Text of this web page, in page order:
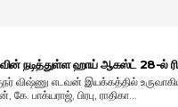
நடித்துள்ள ஹாய் ஆகஸ்ட் 28-ல்
விஷ்ணு எடவன் இயக்கத்தில்
கே. பாக்யராஜ், பிரபு, ராதிகா...